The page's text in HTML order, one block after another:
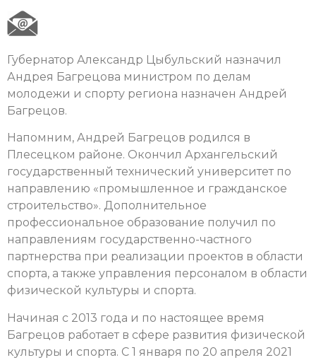
Губернатор Александр Цыбульский назначил
Андрея Багрецова министром по делам
молодежи и спорту региона назначен Андрей
Багрецов.
Напомним, Андрей Багрецов родился в
Плесецком районе. Окончил Архангельский
государственный технический университет по
направлению «промышленное и гражданское
строительство». Дополнительное
профессиональное образование получил по
направлениям государственно-частного
партнерства при реализации проектов в области
спорта, а также управления персоналом в области
физической культуры и спорта.
Начиная с 2013 года и по настоящее время
Багрецов работает в сфере развития физической
культуры и спорта. С 1 января по 20 апреля 2021